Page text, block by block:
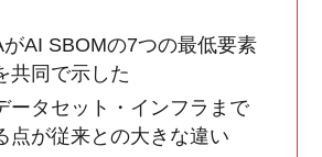
AI SBOMの7つの最低要素
共同で示した
ータセット・インフラまで
点が従来との大きな違い